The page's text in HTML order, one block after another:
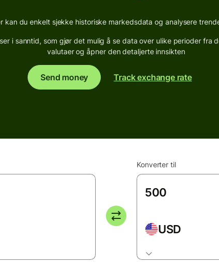
kan du enkelt sjekke historiske markedsdata og analysere
i sanntid, som gjør det mulig å se data over ulike perioder fra
valutaer og åpner den detaljerte innsikten
Send money Track exchange rate
Konverter til
USD